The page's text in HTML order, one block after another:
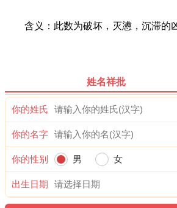
含义：此数为破坏，灭懑，沉滞的凶
姓名祥批
你的姓氏
你的名字
你的性别 男 女
出生日期